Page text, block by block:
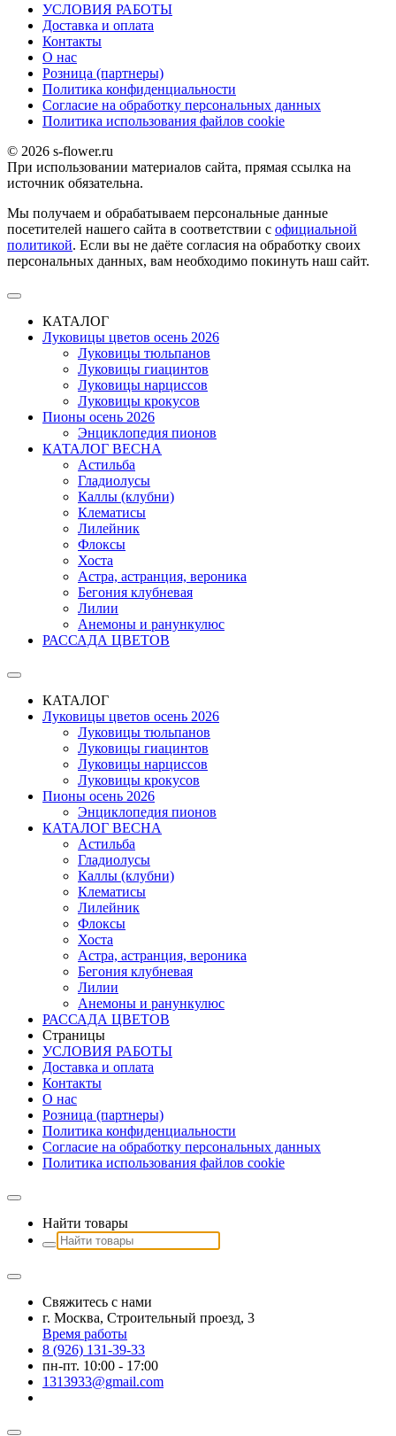
УСЛОВИЯ РАБОТЫ
Доставка и оплата
Контакты
О наc
Розница (партнеры)
Политика конфиденциальности
Согласие на обработку персональных данных
Политика использования файлов сookie
© 2026 s-flower.ru
При использовании материалов сайта, прямая ссылка на
источник обязательна.
Мы получаем и обрабатываем персональные данные
посетителей нашего сайта в соответствии с официальной
политикой. Если вы не даёте согласия на обработку своих
персональных данных, вам необходимо покинуть наш сайт.
КАТАЛОГ
Луковицы цветов осень 2026
Луковицы тюльпанов
Луковицы гиацинтов
Луковицы нарциссов
Луковицы крокусов
Пионы осень 2026
Энциклопедия пионов
КАТАЛОГ ВЕСНА
Астильба
Гладиолусы
Каллы (клубни)
Клематисы
Лилейник
Флоксы
Хоста
Астра, астранция, вероника
Бегония клубневая
Лилии
Анемоны и ранункулюс
РАССАДА ЦВЕТОВ
КАТАЛОГ
Луковицы цветов осень 2026
Луковицы тюльпанов
Луковицы гиацинтов
Луковицы нарциссов
Луковицы крокусов
Пионы осень 2026
Энциклопедия пионов
КАТАЛОГ ВЕСНА
Астильба
Гладиолусы
Каллы (клубни)
Клематисы
Лилейник
Флоксы
Хоста
Астра, астранция, вероника
Бегония клубневая
Лилии
Анемоны и ранункулюс
РАССАДА ЦВЕТОВ
Страницы
УСЛОВИЯ РАБОТЫ
Доставка и оплата
Контакты
О наc
Розница (партнеры)
Политика конфиденциальности
Согласие на обработку персональных данных
Политика использования файлов сookie
Найти товары
Свяжитесь с нами
г. Москва, Строительный проезд, 3
Время работы
8 (926) 131-39-33
пн-пт. 10:00 - 17:00
1313933@gmail.com